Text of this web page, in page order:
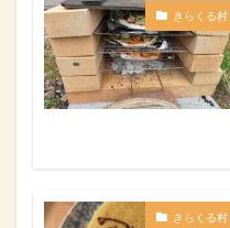
きらくる村
きらくる村